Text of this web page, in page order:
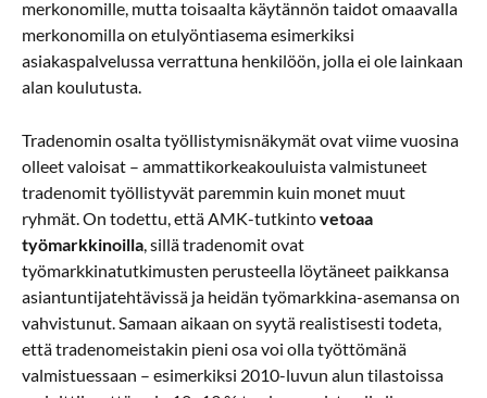
merkonomille, mutta toisaalta käytännön taidot omaavalla
merkonomilla on etulyöntiasema esimerkiksi
asiakaspalvelussa verrattuna henkilöön, jolla ei ole lainkaan
alan koulutusta.
Tradenomin osalta työllistymisnäkymät ovat viime vuosina
olleet valoisat – ammattikorkeakouluista valmistuneet
tradenomit työllistyvät paremmin kuin monet muut
ryhmät. On todettu, että AMK-tutkintovetoaa
työmarkkinoilla, sillä tradenomit ovat
työmarkkinatutkimusten perusteella löytäneet paikkansa
asiantuntijatehtävissä ja heidän työmarkkina-asemansa on
vahvistunut. Samaan aikaan on syytä realistisesti todeta,
että tradenomeistakin pieni osa voi olla työttömänä
valmistuessaan – esimerkiksi 2010-luvun alun tilastoissa